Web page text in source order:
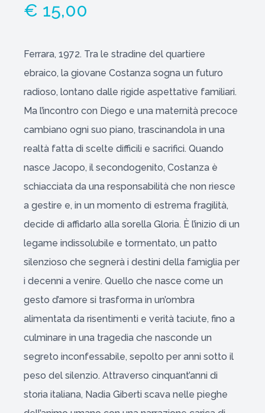
€ 15,00
Ferrara, 1972. Tra le stradine del quartiere
ebraico, la giovane Costanza sogna un futuro
radioso, lontano dalle rigide aspettative familiari.
Ma l’incontro con Diego e una maternità precoce
cambiano ogni suo piano, trascinandola in una
realtà fatta di scelte difficili e sacrifici. Quando
nasce Jacopo, il secondogenito, Costanza è
schiacciata da una responsabilità che non riesce
a gestire e, in un momento di estrema fragilità,
decide di affidarlo alla sorella Gloria. È l’inizio di un
legame indissolubile e tormentato, un patto
silenzioso che segnerà i destini della famiglia per
i decenni a venire. Quello che nasce come un
gesto d’amore si trasforma in un’ombra
alimentata da risentimenti e verità taciute, fino a
culminare in una tragedia che nasconde un
segreto inconfessabile, sepolto per anni sotto il
peso del silenzio. Attraverso cinquant’anni di
storia italiana, Nadia Giberti scava nelle pieghe